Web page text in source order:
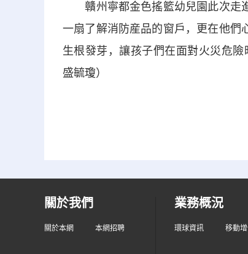
贛州寧都金色搖籃幼兒園此次走進
一扇了解消防産品的窗戶，更在他們
生根發芽，讓孩子們在面對火災危
盛毓瓊）
關於我們
關於本網 本網招聘
業務概況
環球資訊 移動